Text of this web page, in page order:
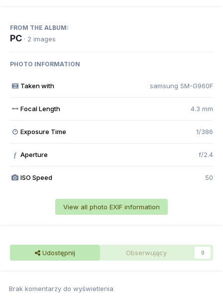
FROM THE ALBUM:
PC · 2 images
PHOTO INFORMATION
Taken with samsung SM-G960F
Focal Length 4.3 mm
Exposure Time 1/386
f Aperture f/2.4
ISO Speed 50
View all photo EXIF information
Udostępnij Obserwujący 0
Brak komentarzy do wyświetlenia